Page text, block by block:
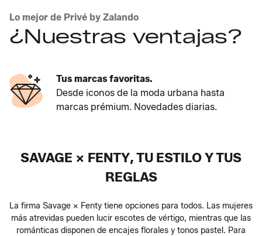
Lo mejor de Privé by Zalando
¿Nuestras ventajas?
Tus marcas favoritas.
Desde iconos de la moda urbana hasta
marcas prémium. Novedades diarias.
SAVAGE X FENTY, TU ESTILO Y TUS
REGLAS
La firma Savage x Fenty tiene opciones para todos. Las mujeres
más atrevidas pueden lucir escotes de vértigo, mientras que las
románticas disponen de encajes florales y tonos pastel. Para